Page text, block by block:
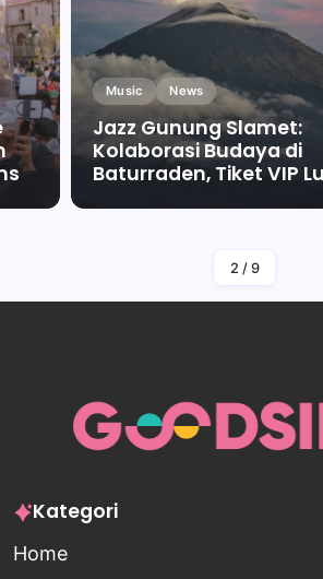
Music News
Jazz Gunung Slamet:
Kolaborasi Budaya di
Baturraden, Tiket VIP
By Falah Malaika Az Zahra
2 / 9
Kategori
Home